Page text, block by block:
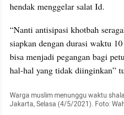
hendak menggelar salat Id.
“Nanti antisipasi khotbah
siapkan dengan durasi waktu
bisa menjadi pegangan bagi
hal-hal yang tidak diinginkan”
Warga muslim menunggu waktu
Jakarta, Selasa (4/5/2021). Foto: